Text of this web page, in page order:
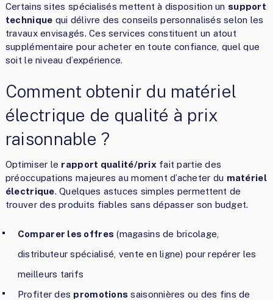
Certains sites spécialisés mettent à disposition un support
technique qui délivre des conseils personnalisés selon les
travaux envisagés. Ces services constituent un atout
supplémentaire pour acheter en toute confiance, quel que
soit le niveau d’expérience.
Comment obtenir du matériel
électrique de qualité à prix
raisonnable ?
Optimiser le rapport qualité/prix fait partie des
préoccupations majeures au moment d’acheter du matériel
électrique. Quelques astuces simples permettent de
trouver des produits fiables sans dépasser son budget.
Comparer les offres (magasins de bricolage,
distributeur spécialisé, vente en ligne) pour repérer les
meilleurs tarifs
Profiter des promotions saisonnières ou des fins de